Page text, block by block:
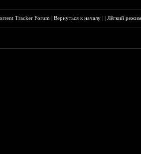
Tracker Forum |Вернуться к началу ||Лёгкий